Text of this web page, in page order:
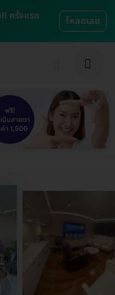
ครั้งแรก
โหลดเลย